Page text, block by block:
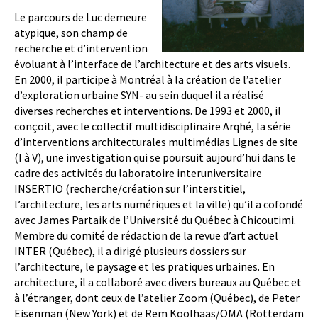
Le parcours de Luc demeure
atypique, son champ de
recherche et d’intervention
évoluant à l’interface de l’architecture et des arts visuels.
En 2000, il participe à Montréal à la création de l’atelier
d’exploration urbaine SYN- au sein duquel il a réalisé
diverses recherches et interventions. De 1993 et 2000, il
conçoit, avec le collectif multidisciplinaire Arqhé, la série
d’interventions architecturales multimédias Lignes de site
(I à V), une investigation qui se poursuit aujourd’hui dans le
cadre des activités du laboratoire interuniversitaire
INSERTIO (recherche/création sur l’interstitiel,
l’architecture, les arts numériques et la ville) qu’il a cofondé
avec James Partaik de l’Université du Québec à Chicoutimi.
Membre du comité de rédaction de la revue d’art actuel
INTER (Québec), il a dirigé plusieurs dossiers sur
l’architecture, le paysage et les pratiques urbaines. En
architecture, il a collaboré avec divers bureaux au Québec et
à l’étranger, dont ceux de l’atelier Zoom (Québec), de Peter
Eisenman (New York) et de Rem Koolhaas/OMA (Rotterdam